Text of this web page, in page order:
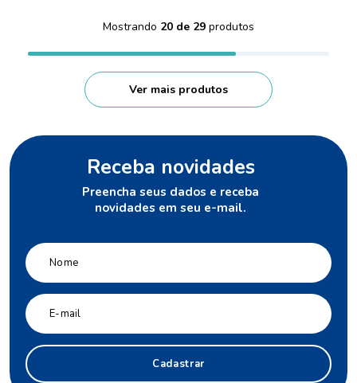
Mostrando 20 de 29
Receba novidades
Preencha seus dados e receba
novidades em seu e-mail.
Cadastrar